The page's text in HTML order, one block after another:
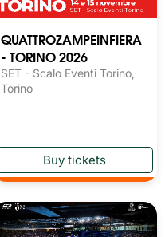
QUATTROZAMPEINFIERA
- TORINO 2026
SET - Scalo Eventi Torino,
Torino